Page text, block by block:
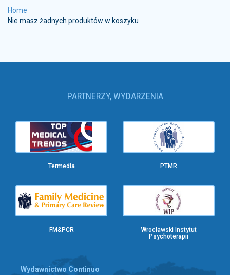
Home
Nie masz żadnych produktów w koszyku
PARTNERZY, WYDARZENIA
Termedia PTMR
FM&PCR
Wrocławski Instytut
Psychoterapii
Wydawnictwo Continuo